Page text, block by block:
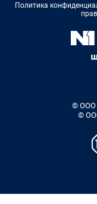
Политика
© ООО
©